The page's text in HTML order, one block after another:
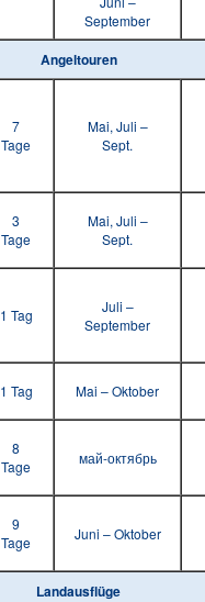
September
Angeltouren
7
Tage
Mai, Juli –
Sept.
3
Tage
Mai, Juli –
Sept.
1 Tag
Juli –
September
1 Tag Mai – Oktober
8
Tage
май-октябрь
9
Tage
Juni – Oktober
Landausflüge